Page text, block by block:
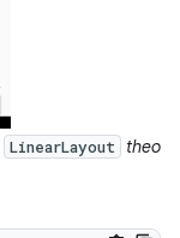
LinearLayout
theo